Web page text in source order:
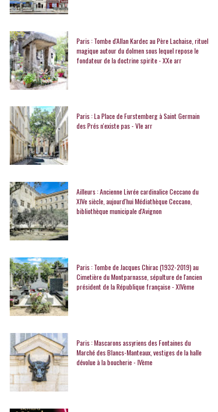
Paris : Tombe d'Allan Kardec au Père Lachaise, rituel
magique autour du dolmen sous lequel repose le
fondateur de la doctrine spirite - XXe arr
Paris : La Place de Furstemberg à Saint Germain
des Prés n'existe pas - VIe arr
Ailleurs : Ancienne Livrée cardinalice Ceccano du
XIVe siècle, aujourd'hui Médiathèque Ceccano,
bibliothèque municipale d'Avignon
Paris : Tombe de Jacques Chirac (1932-2019) au
Cimetière du Montparnasse, sépulture de l'ancien
président de la République française - XIVème
Paris : Mascarons assyriens des Fontaines du
Marché des Blancs-Manteaux, vestiges de la halle
dévolue à la boucherie - IVème